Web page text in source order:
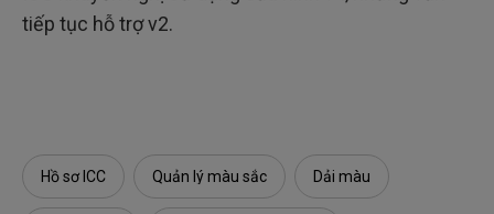
tiếp tục hỗ trợ v2.
Hồ sơ ICC Quản lý màu sắc Dải màu